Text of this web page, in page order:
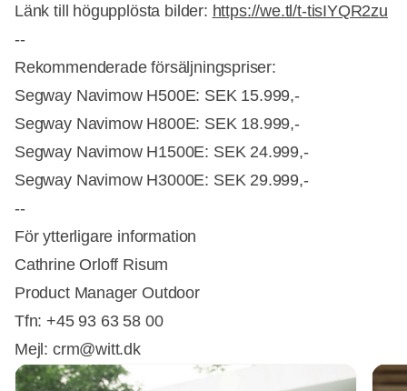
Länk till högupplösta bilder: https://we.tl/t-tisIYQR2zu
--
Rekommenderade försäljningspriser:
Segway Navimow H500E: SEK 15.999,-
Segway Navimow H800E: SEK 18.999,-
Segway Navimow H1500E: SEK 24.999,-
Segway Navimow H3000E: SEK 29.999,-
--
För ytterligare information
Cathrine Orloff Risum
Product Manager Outdoor
Tfn: +45 93 63 58 00
Mejl: crm@witt.dk